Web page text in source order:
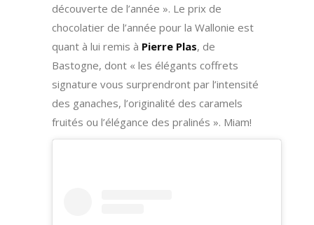
découverte de l’année ». Le prix de
chocolatier de l’année pour la Wallonie est
quant à lui remis à Pierre Plas, de
Bastogne, dont « les élégants coffrets
signature vous surprendront par l’intensité
des ganaches, l’originalité des caramels
fruités ou l’élégance des pralinés ». Miam!